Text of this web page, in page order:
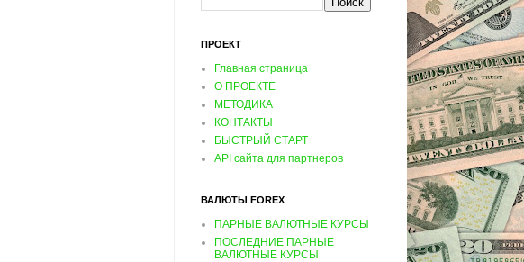
ПРОЕКТ
Главная страница
О ПРОЕКТЕ
МЕТОДИКА
КОНТАКТЫ
БЫСТРЫЙ СТАРТ
API сайта для партнеров
ВАЛЮТЫ FOREX
ПАРНЫЕ ВАЛЮТНЫЕ КУРСЫ
ПОСЛЕДНИЕ ПАРНЫЕ
ВАЛЮТНЫЕ КУРСЫ